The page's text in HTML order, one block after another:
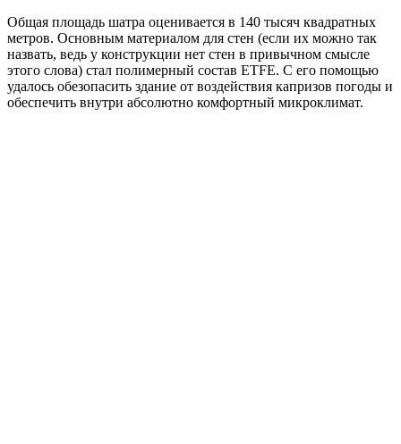
Общая площадь шатра оценивается в 140 тысяч квадратных
метров. Основным материалом для стен (если их можно так
назвать, ведь у конструкции нет стен в привычном смысле
этого слова) стал полимерный состав ETFE. С его помощью
удалось обезопасить здание от воздействия капризов погоды и
обеспечить внутри абсолютно комфортный микроклимат.